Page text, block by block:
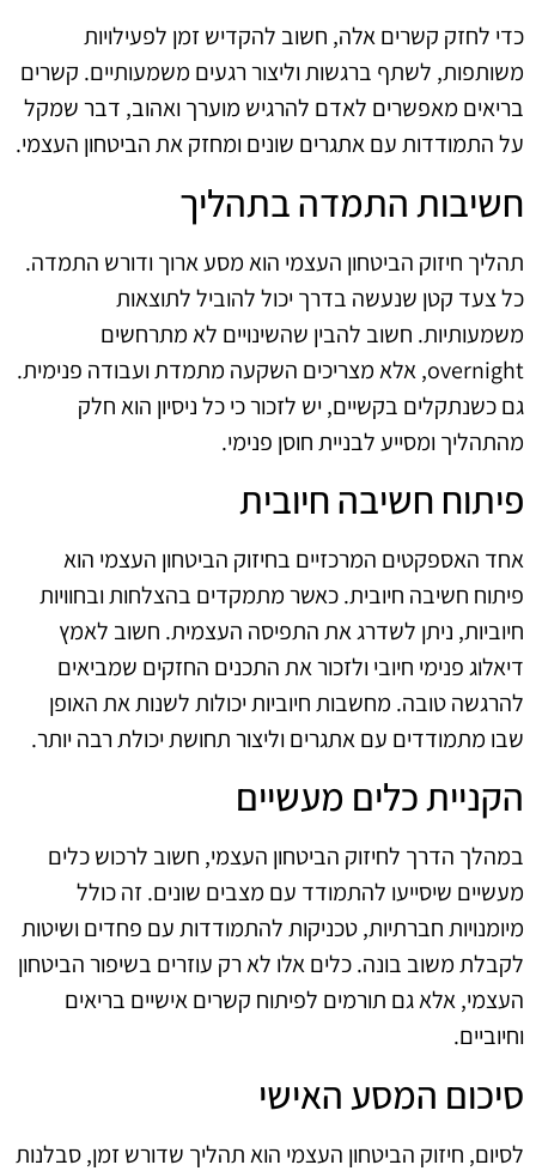
כדי לחזק קשרים אלה, חשוב להקדיש זמן לפעילויות
משותפות, לשתף ברגשות וליצור רגעים משמעותיים. קשרים
בריאים מאפשרים לאדם להרגיש מוערך ואהוב, דבר שמקל
על התמודדות עם אתגרים שונים ומחזק את הביטחון העצמי.
חשיבות התמדה בתהליך
תהליך חיזוק הביטחון העצמי הוא מסע ארוך ודורש התמדה.
כל צעד קטן שנעשה בדרך יכול להוביל לתוצאות
משמעותיות. חשוב להבין שהשינויים לא מתרחשים
overnight, אלא מצריכים השקעה מתמדת ועבודה פנימית.
גם כשנתקלים בקשיים, יש לזכור כי כל ניסיון הוא חלק
מהתהליך ומסייע לבניית חוסן פנימי.
פיתוח חשיבה חיובית
אחד האספקטים המרכזיים בחיזוק הביטחון העצמי הוא
פיתוח חשיבה חיובית. כאשר מתמקדים בהצלחות ובחוויות
חיוביות, ניתן לשדרג את התפיסה העצמית. חשוב לאמץ
דיאלוג פנימי חיובי ולזכור את התכנים החזקים שמביאים
להרגשה טובה. מחשבות חיוביות יכולות לשנות את האופן
שבו מתמודדים עם אתגרים וליצור תחושת יכולת רבה יותר.
הקניית כלים מעשיים
במהלך הדרך לחיזוק הביטחון העצמי, חשוב לרכוש כלים
מעשיים שיסייעו להתמודד עם מצבים שונים. זה כולל
מיומנויות חברתיות, טכניקות להתמודדות עם פחדים ושיטות
לקבלת משוב בונה. כלים אלו לא רק עוזרים בשיפור הביטחון
העצמי, אלא גם תורמים לפיתוח קשרים אישיים בריאים
וחיוביים.
סיכום המסע האישי
לסיום, חיזוק הביטחון העצמי הוא תהליך שדורש זמן, סבלנות